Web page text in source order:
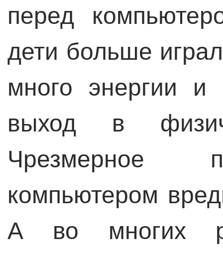
перед
дети больше
много энергии и
выход в
Чрезмерное
компьютером
А во многих